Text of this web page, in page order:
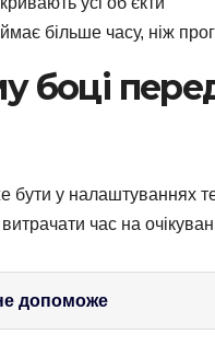
більше часу, ніж
боці
бути у налаштуваннях
час на
допоможе